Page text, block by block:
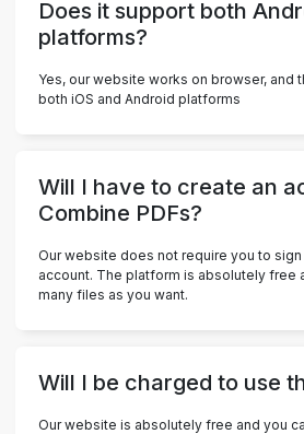
Does it support both
platforms?
Yes, our website works on browser, and
both iOS and Android platforms
Will I have to create an
Combine PDFs?
Our website does not require you to sign
account. The platform is absolutely free
many files as you want.
Will I be charged to use
Our website is absolutely free and you